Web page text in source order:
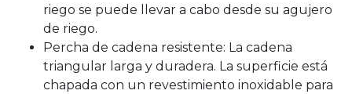
riego se puede llevar a cabo desde su agujero
de riego.
Percha de cadena resistente: La cadena
triangular larga y duradera. La superficie está
chapada con un revestimiento inoxidable para